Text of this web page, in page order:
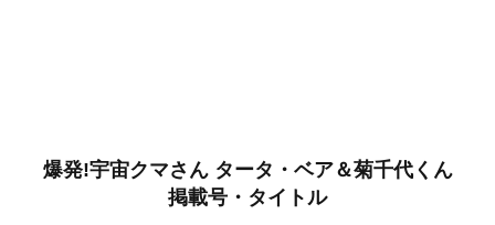
爆発!宇宙クマさん タータ・ベア＆菊千代くん
掲載号・タイトル